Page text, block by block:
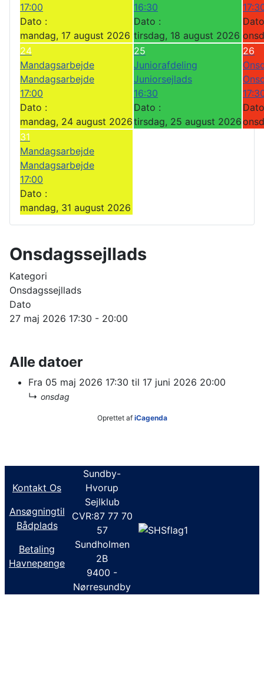
17:00
Dato :
mandag, 17 august 2026
16:30
Dato :
tirsdag, 18 august 2026
24
Mandagsarbejde
Mandagsarbejde
17:00
Dato :
mandag, 24 august 2026
25
Juniorafdeling
Juniorsejlads
16:30
Dato :
tirsdag, 25 august 2026
26
31
Mandagsarbejde
Mandagsarbejde
17:00
Dato :
mandag, 31 august 2026
Onsdagssejllads
Kategori
Onsdagssejllads
Dato
27 maj 2026 17:30 - 20:00
Alle datoer
Fra 05 maj 2026 17:30 til 17 juni 2026 20:00
↳ onsdag
Oprettet af iCagenda
Kontakt Os
Ansøgningtil
Bådplads
Betaling
Havnepenge
Sundby-
Hvorup
Sejlklub
CVR:87 77 70
57
Sundholmen
2B
9400 -
Nørresundby